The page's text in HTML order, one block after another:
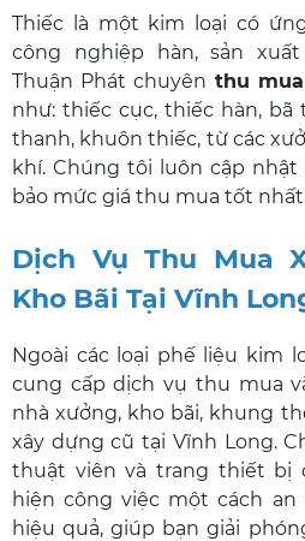
Thiếc là một kim loại có
công nghiệp hàn, sản
Thuận Phát chuyên thu
như: thiếc cục, thiếc hàn, bã
thanh, khuôn thiếc, từ các
khí. Chúng tôi luôn cập
bảo mức giá thu mua tốt
Dịch Vụ Thu Mua
Kho Bãi Tại Vĩnh
Ngoài các loại phế liệu kim
cung cấp dịch vụ thu mua
nhà xưởng, kho bãi, khung
xây dựng cũ tại Vĩnh Long.
thuật viên và trang thiết bị
hiện công việc một cách an
hiệu quả, giúp bạn giải